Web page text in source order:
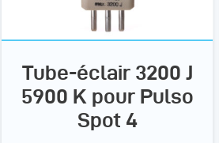
Tube-éclair 3200 J
5900 K pour Pulso
Spot 4